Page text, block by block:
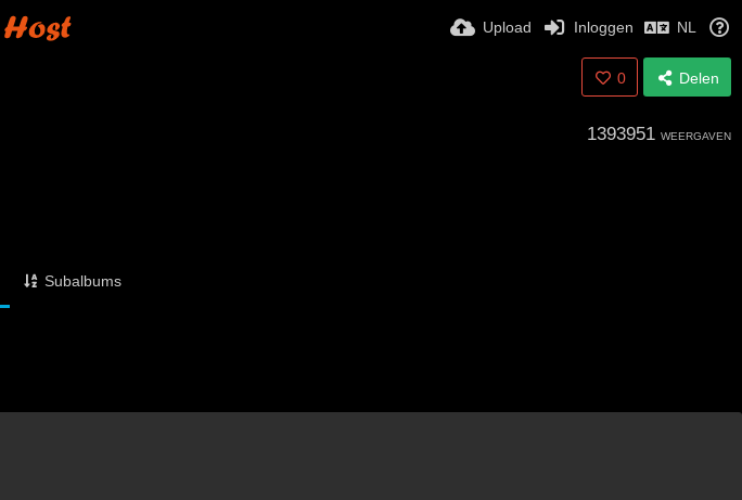
Upload Inloggen NL
0 Delen
1393951 WEERGAVEN
Subalbums